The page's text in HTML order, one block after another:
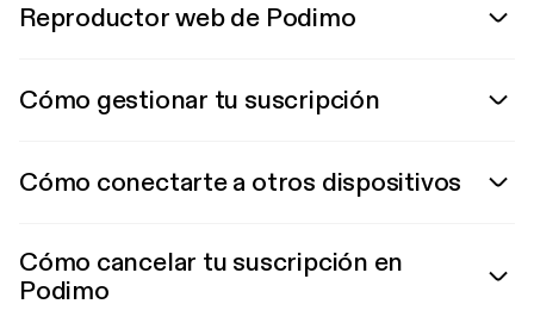
Reproductor web de Podimo
Cómo gestionar tu suscripción
Cómo conectarte a otros dispositivos
Cómo cancelar tu suscripción en
Podimo